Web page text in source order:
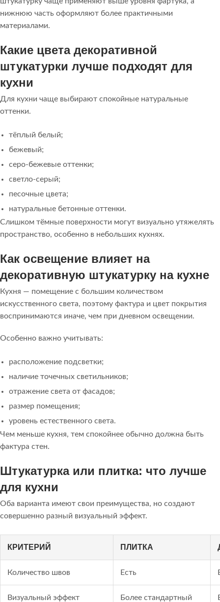
нижнюю часть оформляют более практичными
материалами.
Какие цвета декоративной
штукатурки лучше подходят для
кухни
Для кухни чаще выбирают спокойные натуральные
оттенки.
тёплый белый;
бежевый;
серо-бежевые оттенки;
светло-серый;
песочные цвета;
натуральные бетонные оттенки.
Слишком тёмные поверхности могут визуально утяжелять
пространство, особенно в небольших кухнях.
Как освещение влияет на
декоративную штукатурку на кухне
Кухня — помещение с большим количеством
искусственного света, поэтому фактура и цвет покрытия
воспринимаются иначе, чем при дневном освещении.
Особенно важно учитывать:
расположение подсветки;
наличие точечных светильников;
отражение света от фасадов;
размер помещения;
уровень естественного света.
Чем меньше кухня, тем спокойнее обычно должна быть
фактура стен.
Штукатурка или плитка: что лучше
для кухни
Оба варианта имеют свои преимущества, но создают
совершенно разный визуальный эффект.
КРИТЕРИЙ ПЛИТКА
Количество швов Есть
Визуальный эффект Более стандартный